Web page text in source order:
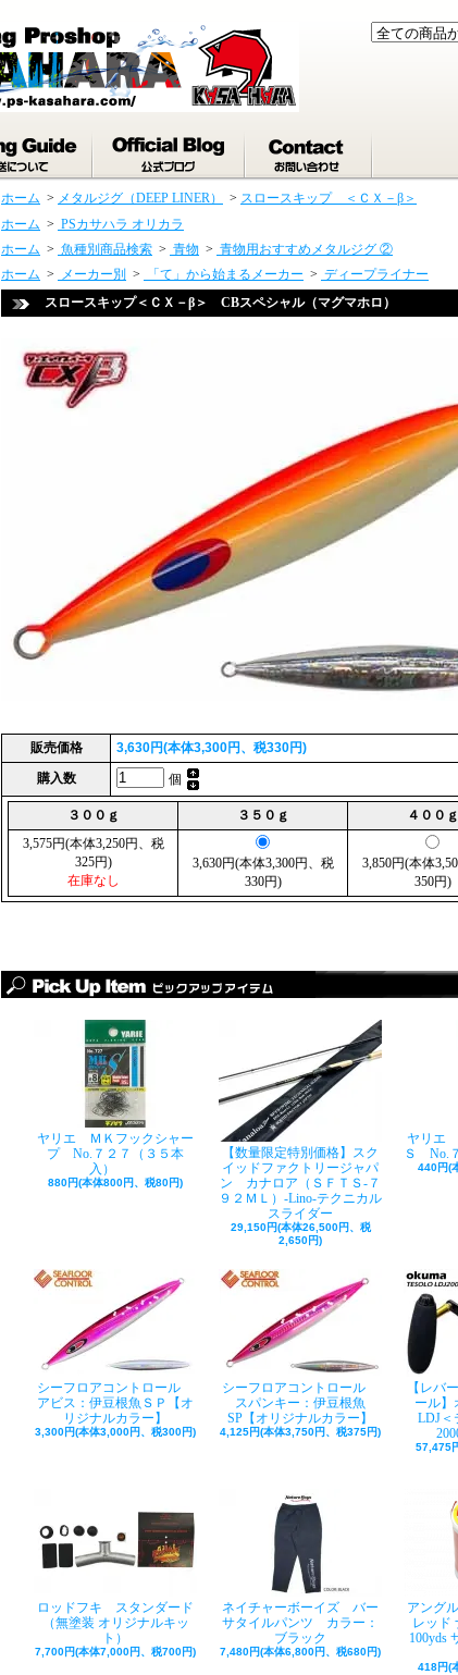
ホーム > メタルジグ（DEEP LINER） > スロースキップ ＜ＣＸ－β＞
ホーム > PSカサハラ オリカラ
ホーム > 魚種別商品検索 > 青物 > 青物用おすすめメタルジグ ②
ホーム > メーカー別 > 「て」から始まるメーカー > ディープライナー
スロースキップ＜ＣＸ－β＞ CBスペシャル（マグマホロ）
販売価格
3,630円(本体3,300円、税330円)
購入数
個
３００ｇ ３５０ｇ
４００ｇ
3,575円(本体3,250円、税
325円)
在庫なし
3,630円(本体3,300円、税
330円)
3,850円(本体
350円)
ヤリエ ＭＫフックシャー
プ No.７２７（３５本
入）
880円(本体800円、税80円)
【数量限定特別価格】スク
イッドファクトリージャパ
ン カナロア（ＳＦＴＳ-７
９２ＭＬ）-Lino-テクニカル
スライダー
29,150円(本体26,500円、税
2,650円)
ヤリエ
Ｓ No.
440円(
シーフロアコントロール
アビス：伊豆根魚ＳＰ【オ
リジナルカラー】
3,300円(本体3,000円、税300円)
シーフロアコントロール
スパンキー：伊豆根魚
SP【オリジナルカラー】
4,125円(本体3,750円、税375円)
【レバ
ール
LDJ＜
57,475
ロッドフキ スタンダード
（無塗装 オリジナルキッ
ト）
7,700円(本体7,000円、税700円)
ネイチャーボーイズ バー
サタイルパンツ カラー：
ブラック
7,480円(本体6,800円、税680円)
アング
レッド
100yds
418円(